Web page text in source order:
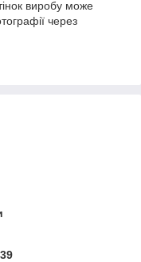
виробу може
через